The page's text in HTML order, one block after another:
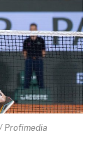
Profimedia